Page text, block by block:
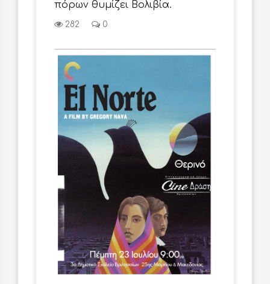
πόρων θυμίζει Βολιβία.
282 0